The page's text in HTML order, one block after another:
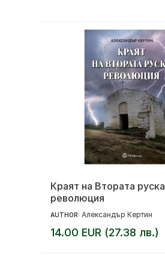
Краят на Втората руска
революция
AUTHOR: Александър Кертин
14.00 EUR (27.38 лв.)